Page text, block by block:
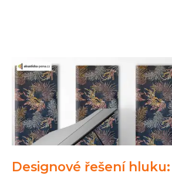
Designové řešení hluku: